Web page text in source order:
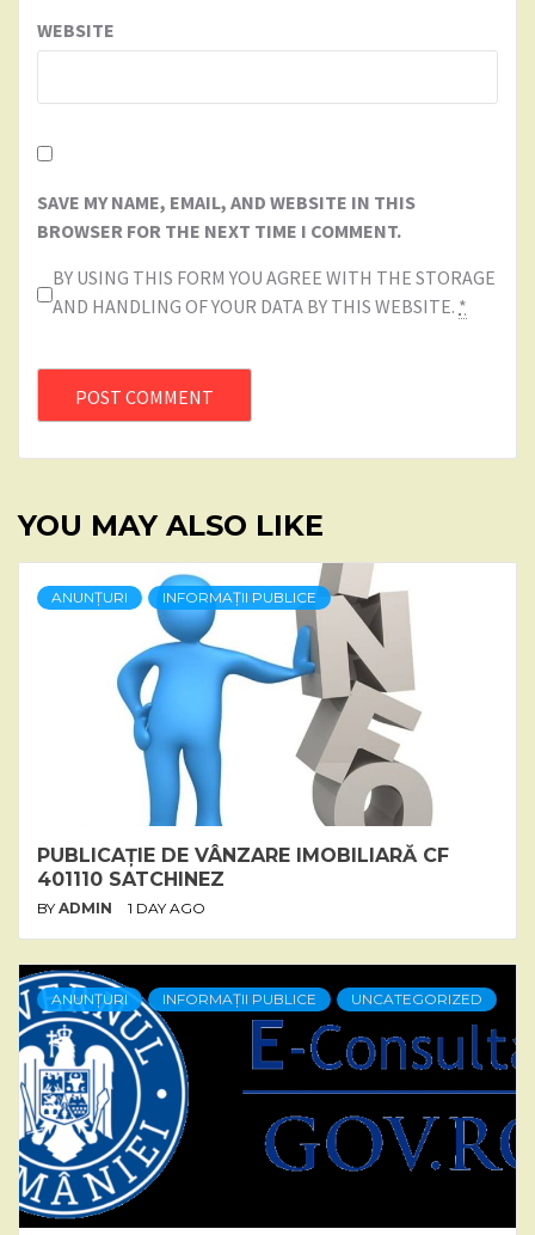
WEBSITE
SAVE MY NAME, EMAIL, AND WEBSITE IN THIS
BROWSER FOR THE NEXT TIME I COMMENT.
BY USING THIS FORM YOU AGREE WITH THE STORAGE
AND HANDLING OF YOUR DATA BY THIS WEBSITE. *
YOU MAY ALSO LIKE
ANUNȚURI INFORMAȚII PUBLICE
PUBLICAȚIE DE VÂNZARE IMOBILIARĂ CF
401110 SATCHINEZ
BY ADMIN 1 DAY AGO
ANUNȚURI INFORMAȚII PUBLICE UNCATEGORIZED